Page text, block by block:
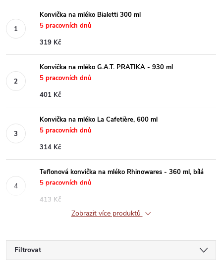
Konvička na mléko Bialetti 300 ml
5 pracovních dnů
319 Kč
Konvička na mléko G.A.T. PRATIKA - 930 ml
5 pracovních dnů
401 Kč
Konvička na mléko La Cafetière, 600 ml
5 pracovních dnů
314 Kč
Teflonová konvička na mléko Rhinowares - 360 ml, bílá
5 pracovních dnů
413 Kč
Zobrazit více produktů
Filtrovat